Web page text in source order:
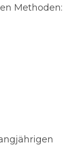
Methoden: